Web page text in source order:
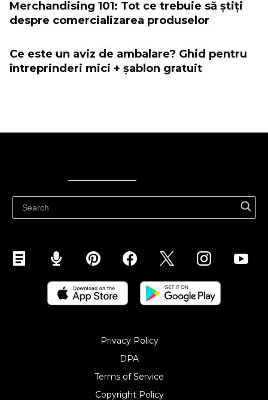
Merchandising 101: Tot ce trebuie să știți
despre comercializarea produselor
Ce este un aviz de ambalare? Ghid pentru
întreprinderi mici + șablon gratuit
Privacy Policy
DPA
Terms of Service
Copyright Policy‎